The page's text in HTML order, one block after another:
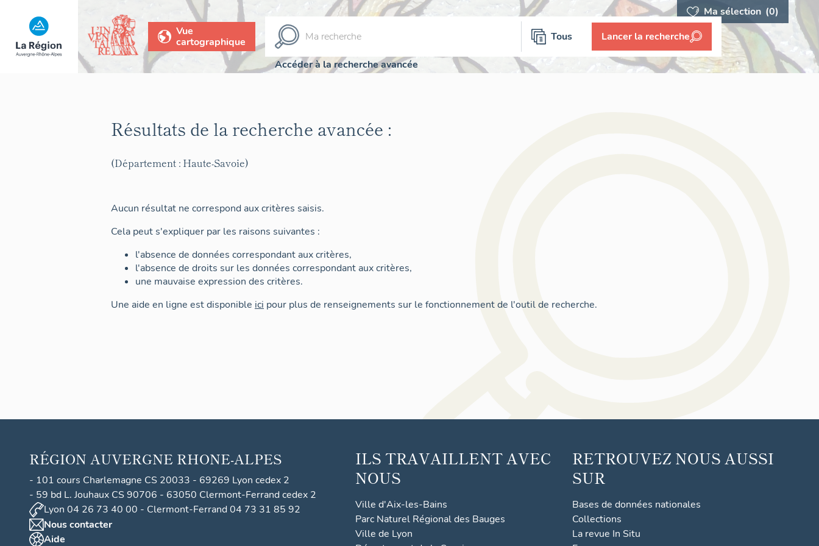
Ma sélection (0)
Vue
cartographique
Tous Lancer la recherche
Accéder à la recherche avancée
Résultats de la recherche avancée :
(Département : Haute-Savoie)
Aucun résultat ne correspond aux critères saisis.
Cela peut s'expliquer par les raisons suivantes :
l'absence de données correspondant aux critères,
l'absence de droits sur les données correspondant aux critères,
une mauvaise expression des critères.
Une aide en ligne est disponible ici pour plus de renseignements sur le fonctionnement de l'outil de recherche.
RÉGION AUVERGNE RHONE-ALPES
- 101 cours Charlemagne CS 20033 - 69269 Lyon cedex 2
- 59 bd L. Jouhaux CS 90706 - 63050 Clermont-Ferrand cedex 2
Lyon 04 26 73 40 00 - Clermont-Ferrand 04 73 31 85 92
Nous contacter
Aide
ILS TRAVAILLENT AVEC
NOUS
Ville d'Aix-les-Bains
Parc Naturel Régional des Bauges
Ville de Lyon
RETROUVEZ NOUS AUSSI
SUR
Bases de données nationales
Collections
La revue In Situ